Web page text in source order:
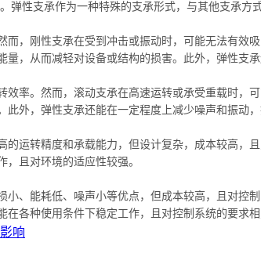
性支承作为一种特殊的支承形式，与其他支承方
刚性支承在受到冲击或振动时，可能无法有效吸
从而减轻对设备或结构的损害。此外，弹性支承
。然而，滚动支承在高速运转或承受重载时，可
，弹性支承还能在一定程度上减少噪声和振动，
转精度和承载能力，但设计复杂，成本较高，且
且对环境的适应性较强。
能耗低、噪声小等优点，但成本较高，且对控制
种使用条件下稳定工作，且对控制系统的要求相
响